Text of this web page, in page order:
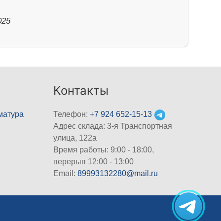
Контакты
Телефон:+7 924 652-15-13
Адрес склада: 3-я Транспортная
улица, 122а
Время работы: 9:00 - 18:00,
перерыв 12:00 - 13:00
Email:89993132280@mail.ru